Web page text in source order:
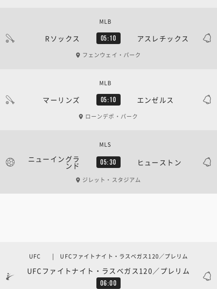
Rソックス 05:10 アスレチックス
MLB
フェンウェイ・パーク
マーリンズ 05:10 エンゼルス
MLB
ローンデポ・パーク
ニューイングラ
ンド 05:30 ヒューストン
MLS
ジレット・スタジアム
06:00
UFCファイトナイト・ラスベガス120／プレリム
UFC | UFCファイトナイト・ラスベガス120／プレリム